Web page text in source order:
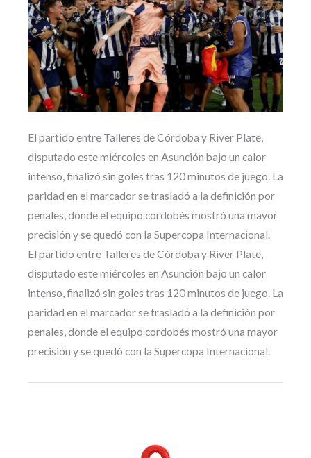
El partido entre Talleres de Córdoba y River Plate,
disputado este miércoles en Asunción bajo un calor
intenso, finalizó sin goles tras 120 minutos de juego. La
paridad en el marcador se trasladó a la definición por
penales, donde el equipo cordobés mostró una mayor
precisión y se quedó con la Supercopa Internacional.
El partido entre Talleres de Córdoba y River Plate,
disputado este miércoles en Asunción bajo un calor
intenso, finalizó sin goles tras 120 minutos de juego. La
paridad en el marcador se trasladó a la definición por
penales, donde el equipo cordobés mostró una mayor
precisión y se quedó con la Supercopa Internacional.